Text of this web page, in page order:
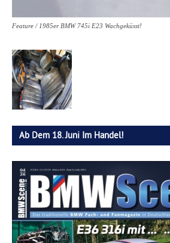
Feature / 1985er BMW 745i E23 Wachgeküsst!
Ab Dem 18. Juni Im Handel!